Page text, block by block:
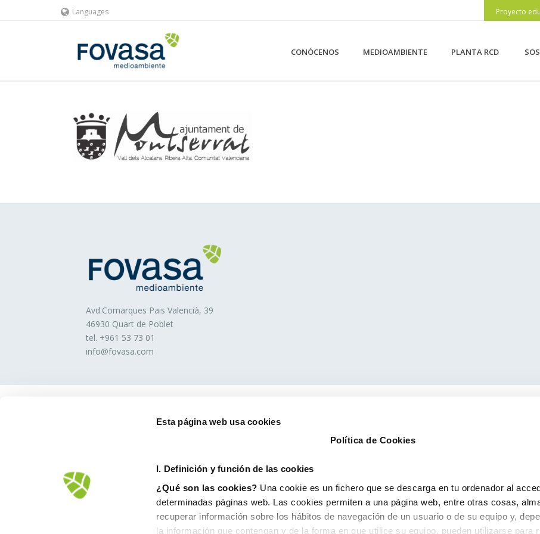
Esta página web usa cookies
Política de Cookies
I. Definición y función de las cookies
¿Qué son las cookies? Una cookie es un fichero que se descarga en tu ordenador al
determinadas páginas web. Las cookies permiten a una página web, entre otras cosas,
recuperar información sobre los hábitos de navegación de un usuario o de su equipo y,
la información que contengan y de la forma en que utilice su equipo, pueden utilizarse para
Languages Proyecto
CONÓCENOS MEDIOAMBIENTE PLANTA RCD
Avd.Comarques Pais Valencià, 39
46930 Quart de Poblet
tel. +961 53 73 01
info@fovasa.com